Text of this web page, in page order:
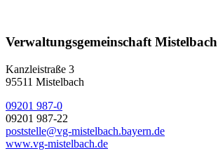
Verwaltungsgemeinschaft Mistelbach
Kanzleistraße 3
95511 Mistelbach
09201 987-0
09201 987-22
poststelle@vg-mistelbach.bayern.de
www.vg-mistelbach.de